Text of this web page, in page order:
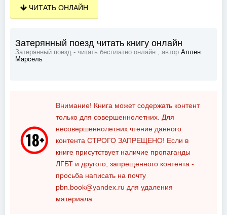
ЧИТАТЬ ОНЛАЙН
Затерянный поезд читать книгу онлайн
Затерянный поезд - читать бесплатно онлайн , автор Аллен
Марсель
Внимание! Книга может содержать контент
только для совершеннолетних. Для
несовершеннолетних чтение данного
контента СТРОГО ЗАПРЕЩЕНО! Если в
книге присутствует наличие пропаганды
ЛГБТ и другого, запрещенного контента -
просьба написать на почту
pbn.book@yandex.ru для удаления
материала